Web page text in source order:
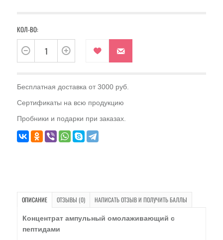
КОЛ-ВО:
Бесплатная доставка от 3000 руб.
Сертификаты на всю продукцию
Пробники и подарки при заказах.
ОПИСАНИЕ ОТЗЫВЫ (0) НАПИСАТЬ ОТЗЫВ И ПОЛУЧИТЬ БАЛЛЫ
Концентрат ампульный омолаживающий с
пептидами